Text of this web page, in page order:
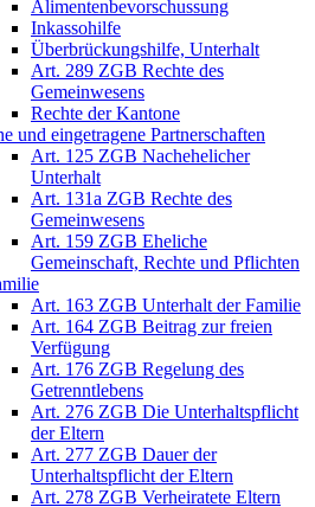
Alimentenbevorschussung
Inkassohilfe
Überbrückungshilfe, Unterhalt
Art. 289 ZGB Rechte des
Gemeinwesens
Rechte der Kantone
und eingetragene Partnerschaften
Art. 125 ZGB Nachehelicher
Unterhalt
Art. 131a ZGB Rechte des
Gemeinwesens
Art. 159 ZGB Eheliche
Gemeinschaft, Rechte und Pflichten
Art. 163 ZGB Unterhalt der Familie
Art. 164 ZGB Beitrag zur freien
Verfügung
Art. 176 ZGB Regelung des
Getrenntlebens
Art. 276 ZGB Die Unterhaltspflicht
der Eltern
Art. 277 ZGB Dauer der
Unterhaltspflicht der Eltern
Art. 278 ZGB Verheiratete Eltern